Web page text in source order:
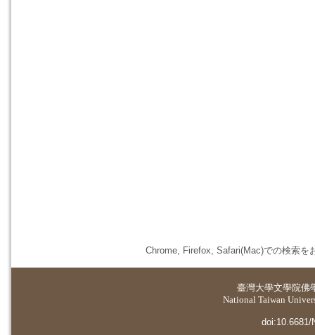
Chrome, Firefox, Safari(Mac)での検索を
臺灣大學文學院佛
National Taiwan
doi:10.6681/